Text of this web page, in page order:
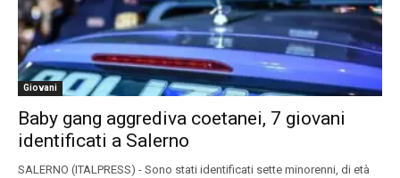
Giovani
Baby gang aggrediva coetanei, 7 giovani
identificati a Salerno
SALERNO (ITALPRESS) - Sono stati identificati sette minorenni, di età